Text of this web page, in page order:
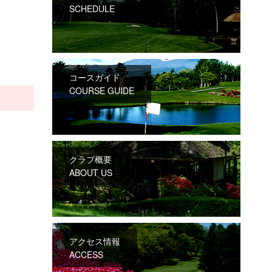
SCHEDULE
コースガイド
COURSE GUIDE
クラブ概要
ABOUT US
アクセス情報
ACCESS